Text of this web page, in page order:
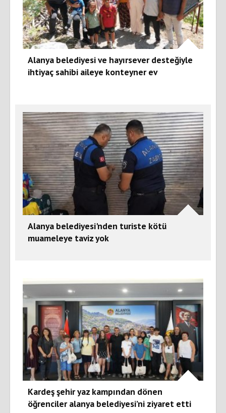
Alanya belediyesi ve hayırsever desteğiyle
ihtiyaç sahibi aileye konteyner ev
Alanya belediyesi'nden turiste kötü
muameleye taviz yok
Kardeş şehir yaz kampından dönen
öğrenciler alanya belediyesi’ni ziyaret etti